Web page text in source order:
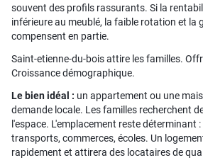
souvent des profils rassurants. Si la
inférieure au meublé, la faible rotation et la
compensent en partie.
Saint-etienne-du-bois attire les familles.
Croissance démographique.
Le bien idéal : un appartement ou une
demande locale. Les familles recherchent
l'espace. L'emplacement reste déterminant
transports, commerces, écoles. Un
rapidement et attirera des locataires de